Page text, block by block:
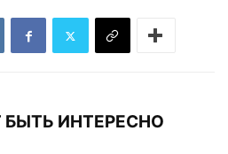
ИНТЕРЕСНО